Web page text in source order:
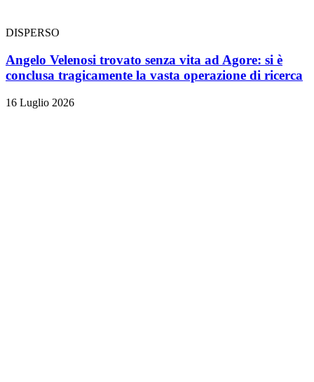
DISPERSO
Angelo Velenosi trovato senza vita ad Agore: si è
conclusa tragicamente la vasta operazione di ricerca
16 Luglio 2026